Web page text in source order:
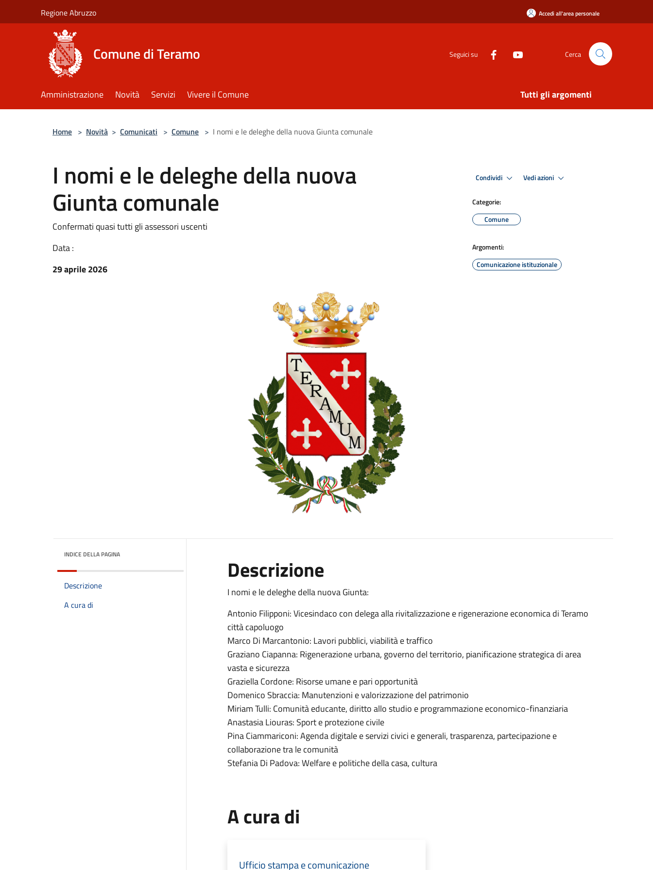
Regione Abruzzo Accedi all'area personale
Comune di Teramo Seguici su Cerca
Amministrazione Novità Servizi Vivere il Comune Tutti gli argomenti
Home > Novità > Comunicati > Comune > I nomi e le deleghe della nuova Giunta comunale
I nomi e le deleghe della nuova
Giunta comunale
Confermati quasi tutti gli assessori uscenti
Data :
29 aprile 2026
Condividi Vedi azioni
Categorie:
Comune
Argomenti:
Comunicazione istituzionale
INDICE DELLA PAGINA
Descrizione
A cura di
Descrizione
I nomi e le deleghe della nuova Giunta:
Antonio Filipponi: Vicesindaco con delega alla rivitalizzazione e rigenerazione economica di Teramo
città capoluogo
Marco Di Marcantonio: Lavori pubblici, viabilità e traffico
Graziano Ciapanna: Rigenerazione urbana, governo del territorio, pianificazione strategica di area
vasta e sicurezza
Graziella Cordone: Risorse umane e pari opportunità
Domenico Sbraccia: Manutenzioni e valorizzazione del patrimonio
Miriam Tulli: Comunità educante, diritto allo studio e programmazione economico-finanziaria
Anastasia Liouras: Sport e protezione civile
Pina Ciammariconi: Agenda digitale e servizi civici e generali, trasparenza, partecipazione e
collaborazione tra le comunità
Stefania Di Padova: Welfare e politiche della casa, cultura
A cura di
Ufficio stampa e comunicazione